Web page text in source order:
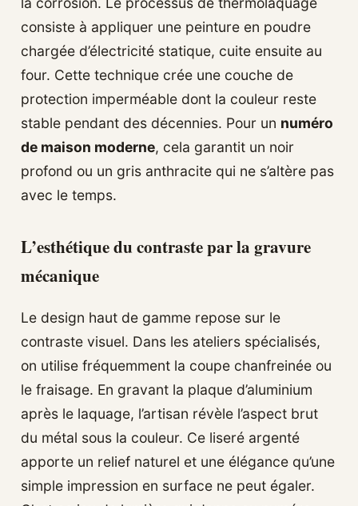
consiste à appliquer une peinture en poudre
chargée d’électricité statique, cuite ensuite au
four. Cette technique crée une couche de
protection imperméable dont la couleur reste
stable pendant des décennies. Pour un numéro
de maison moderne, cela garantit un noir
profond ou un gris anthracite qui ne s’altère pas
avec le temps.
L’esthétique du contraste par la gravure
mécanique
Le design haut de gamme repose sur le
contraste visuel. Dans les ateliers spécialisés,
on utilise fréquemment la coupe chanfreinée ou
le fraisage. En gravant la plaque d’aluminium
après le laquage, l’artisan révèle l’aspect brut
du métal sous la couleur. Ce liseré argenté
apporte un relief naturel et une élégance qu’une
simple impression en surface ne peut égaler.